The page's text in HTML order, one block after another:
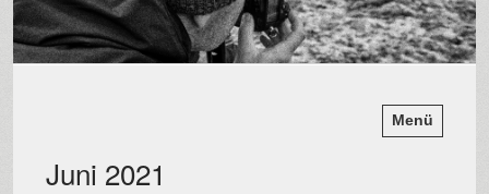
Menü
Juni 2021